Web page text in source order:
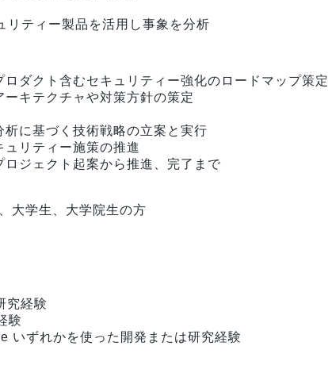
リティー製品を活用し事象を分析
ダクト含むセキュリティー強化のロードマップ策定
ーキテクチャや対策方針の策定
析に基づく技術戦略の立案と実行
リティー施策の推進
ロジェクト起案から推進、完了まで
大学生、大学院生の方
究経験
験
いずれかを使った開発または研究経験